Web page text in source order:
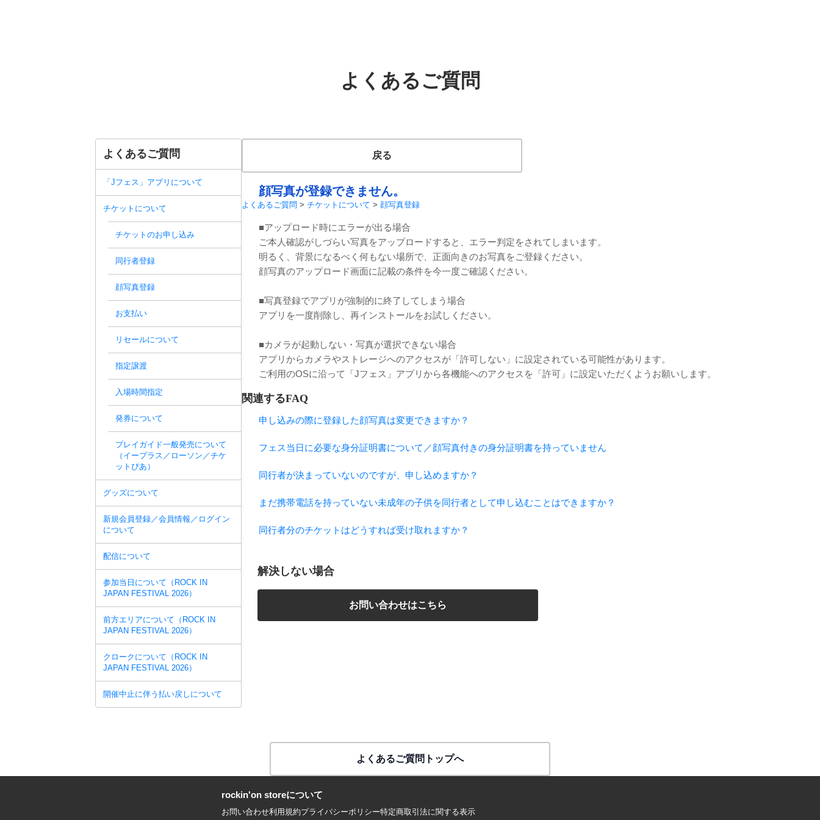
よくあるご質問
よくあるご質問
「Jフェス」アプリについて
チケットについて
チケットのお申し込み
同行者登録
顔写真登録
お支払い
リセールについて
指定譲渡
入場時間指定
発券について
プレイガイド一般発売について
（イープラス／ローソン／チケ
ットぴあ）
グッズについて
新規会員登録／会員情報／ログイン
について
配信について
参加当日について（ROCK IN
JAPAN FESTIVAL 2026）
前方エリアについて（ROCK IN
JAPAN FESTIVAL 2026）
クロークについて（ROCK IN
JAPAN FESTIVAL 2026）
開催中止に伴う払い戻しについて
戻る
顔写真が登録できません。
よくあるご質問 > チケットについて > 顔写真登録
■アップロード時にエラーが出る場合
ご本人確認がしづらい写真をアップロードすると、エラー判定をされてしまいます。
明るく、背景になるべく何もない場所で、正面向きのお写真をご登録ください。
顔写真のアップロード画面に記載の条件を今一度ご確認ください。
■写真登録でアプリが強制的に終了してしまう場合
アプリを一度削除し、再インストールをお試しください。
■カメラが起動しない・写真が選択できない場合
アプリからカメラやストレージへのアクセスが「許可しない」に設定されている可能性があります。
ご利用のOSに沿って「Jフェス」アプリから各機能へのアクセスを「許可」に設定いただくようお願いします。
関連するFAQ
申し込みの際に登録した顔写真は変更できますか？
フェス当日に必要な身分証明書について／顔写真付きの身分証明書を持っていません
同行者が決まっていないのですが、申し込めますか？
まだ携帯電話を持っていない未成年の子供を同行者として申し込むことはできますか？
同行者分のチケットはどうすれば受け取れますか？
解決しない場合
お問い合わせはこちら
よくあるご質問トップへ
rockin'on storeについて
お問い合わせ利用規約プライバシーポリシー特定商取引法に関する表示